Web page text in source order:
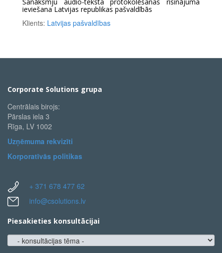
ieviešana Latvijas republikas pašvaldībās
Klients: Latvijas pašvaldības
Corporate Solutions grupa
Centrālais birojs:
Pārslas iela 3
Rīga, LV 1002
Uzņēmuma rekvizīti
Korporatīvās politikas
+ 371 678 477 62
info@csolutions.lv
Piesakieties konsultācijai